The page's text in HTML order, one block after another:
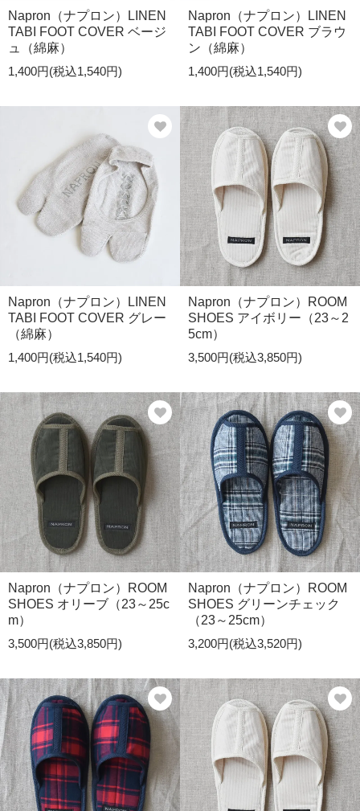
Napron（ナプロン）LINEN
TABI FOOT COVER ベージ
ュ（綿麻）
1,400円(税込1,540円)
Napron（ナプロン）LINEN
TABI FOOT COVER ブラウ
ン（綿麻）
1,400円(税込1,540円)
Napron（ナプロン）LINEN
TABI FOOT COVER グレー
（綿麻）
1,400円(税込1,540円)
Napron（ナプロン）ROOM
SHOES アイボリー（23～2
5cm）
3,500円(税込3,850円)
Napron（ナプロン）ROOM
SHOES オリーブ（23～25c
m）
3,500円(税込3,850円)
Napron（ナプロン）ROOM
SHOES グリーンチェック
（23～25cm）
3,200円(税込3,520円)